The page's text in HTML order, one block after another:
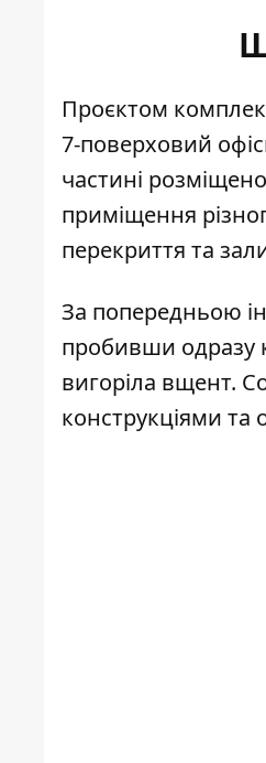
Проєктом
7-поверховий
частині
приміщення
перекриття та
За попередньою
пробивши одразу
вигоріла вщент.
конструкціями та